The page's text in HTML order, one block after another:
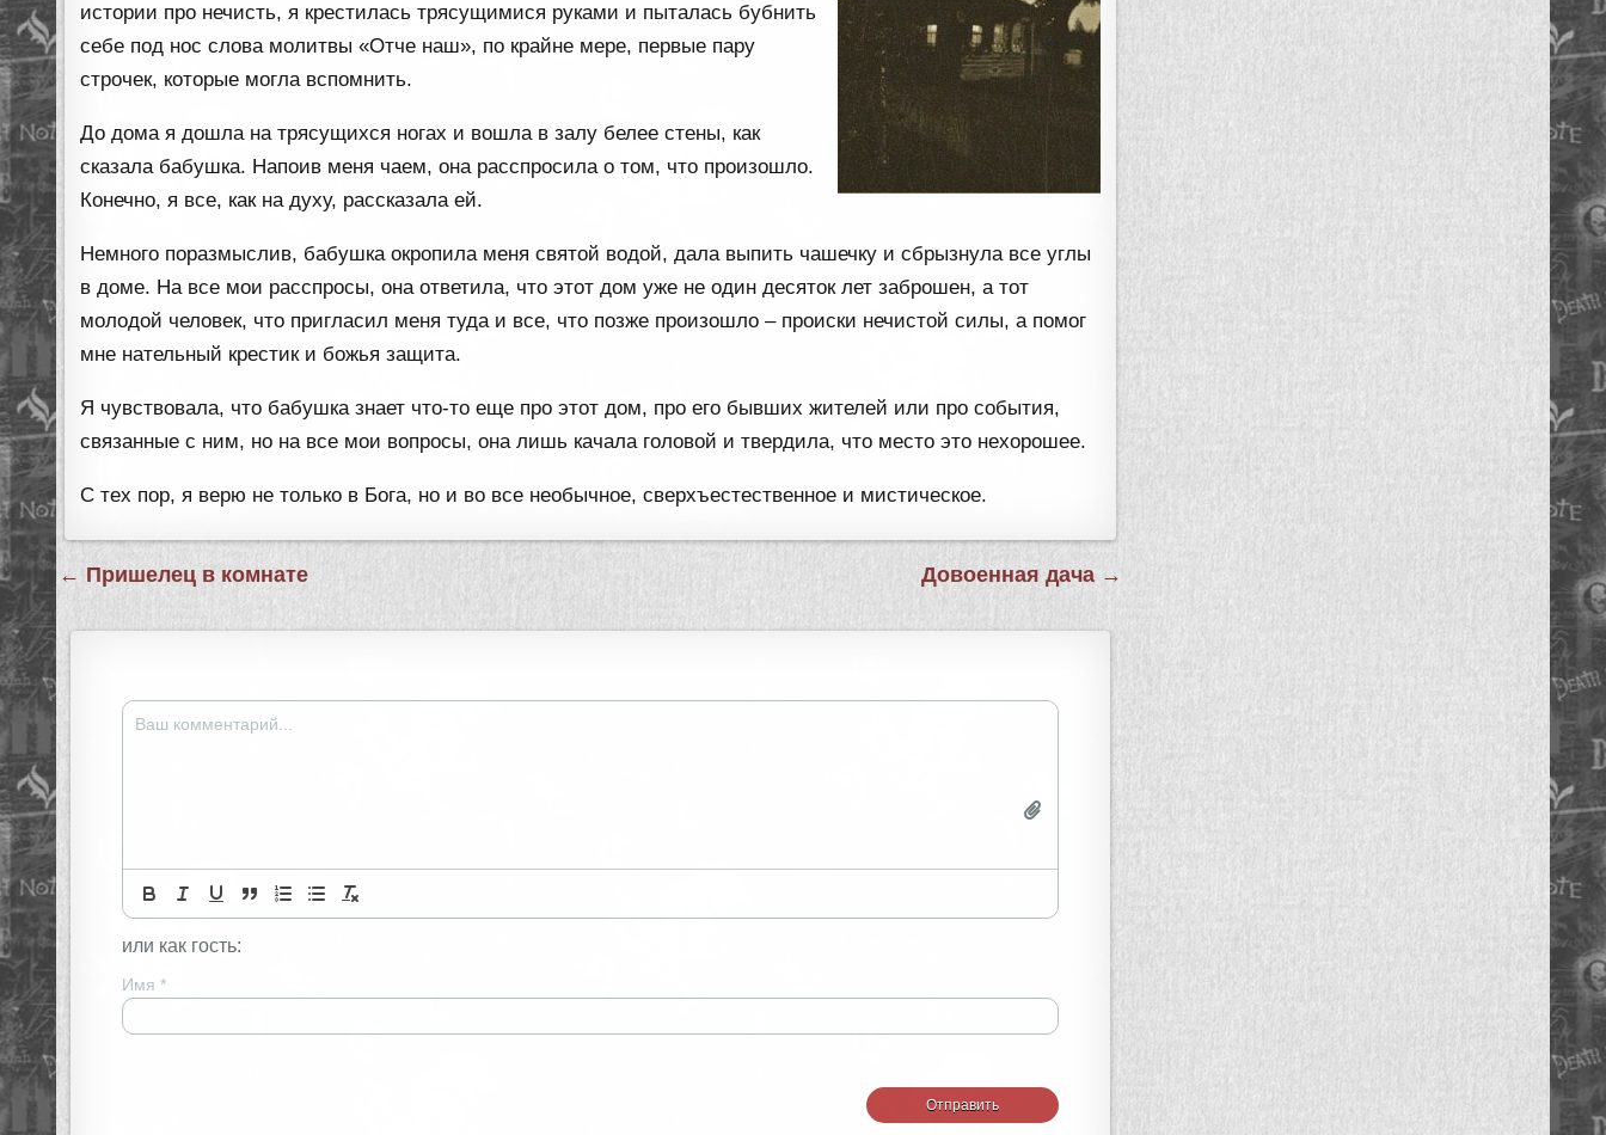
истории про нечисть, я крестилась трясущимися руками и пыталась бубнить
себе под нос слова молитвы «Отче наш», по крайне мере, первые пару
строчек, которые могла вспомнить.
До дома я дошла на трясущихся ногах и вошла в залу белее стены, как
сказала бабушка. Напоив меня чаем, она расспросила о том, что произошло.
Конечно, я все, как на духу, рассказала ей.
Немного поразмыслив, бабушка окропила меня святой водой, дала выпить чашечку и сбрызнула все углы
в доме. На все мои расспросы, она ответила, что этот дом уже не один десяток лет заброшен, а тот
молодой человек, что пригласил меня туда и все, что позже произошло – происки нечистой силы, а помог
мне нательный крестик и божья защита.
Я чувствовала, что бабушка знает что-то еще про этот дом, про его бывших жителей или про события,
связанные с ним, но на все мои вопросы, она лишь качала головой и твердила, что место это нехорошее.
С тех пор, я верю не только в Бога, но и во все необычное, сверхъестественное и мистическое.
Навигация
записям
← Пришелец в комнате Довоенная дача →
или как гость:
Имя *